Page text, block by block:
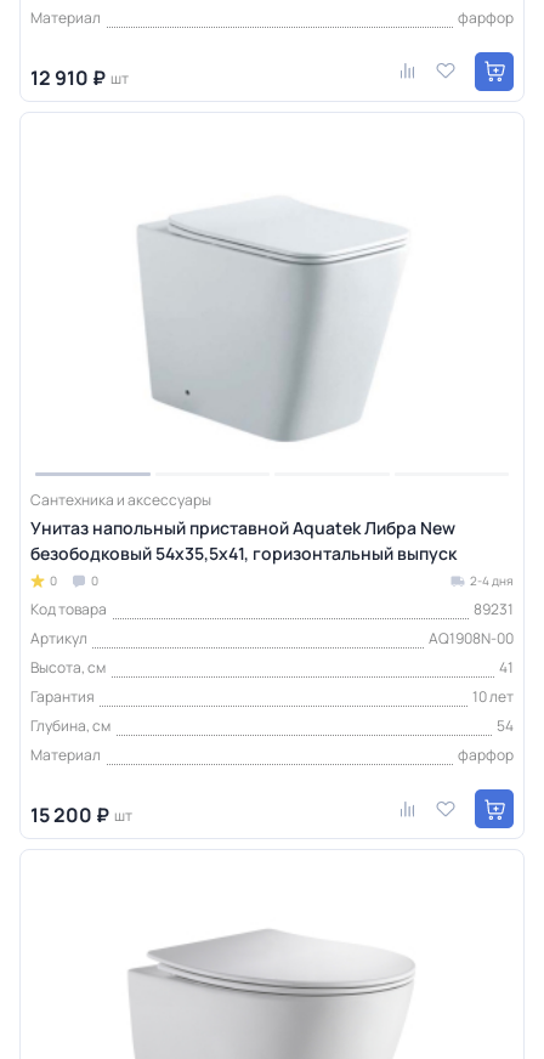
Материал
фарфор
12 910 ₽ шт
Сантехника и аксессуары
Унитаз напольный приставной Aquatek Либра New
безободковый 54х35,5х41, горизонтальный выпуск
0 0 2-4 дня
Код товара
89231
Артикул
AQ1908N-00
Высота, см
41
Гарантия
10 лет
Глубина, см
54
Материал
фарфор
15 200 ₽ шт